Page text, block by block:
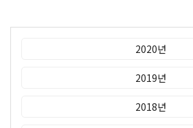
2020년
2019년
2018년